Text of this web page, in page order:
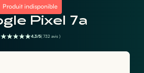
Produit indisponible
Pixel 7a
4,3/5( 732 avis )